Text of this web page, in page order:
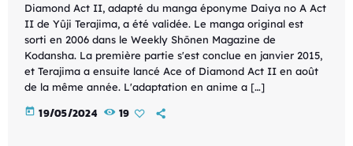
Diamond Act II, adapté du manga éponyme Daiya no A Act
II de Yûji Terajima, a été validée. Le manga original est
sorti en 2006 dans le Weekly Shōnen Magazine de
Kodansha. La première partie s'est conclue en janvier 2015,
et Terajima a ensuite lancé Ace of Diamond Act II en août
de la même année. L'adaptation en anime a […]
today 19/05/2024 19